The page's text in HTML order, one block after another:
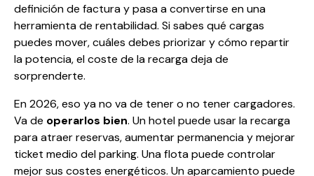
definición de factura y pasa a convertirse en una
herramienta de rentabilidad. Si sabes qué cargas
puedes mover, cuáles debes priorizar y cómo repartir
la potencia, el coste de la recarga deja de
sorprenderte.
En 2026, eso ya no va de tener o no tener cargadores.
Va de operarlos bien. Un hotel puede usar la recarga
para atraer reservas, aumentar permanencia y mejorar
ticket medio del parking. Una flota puede controlar
mejor sus costes energéticos. Un aparcamiento puede